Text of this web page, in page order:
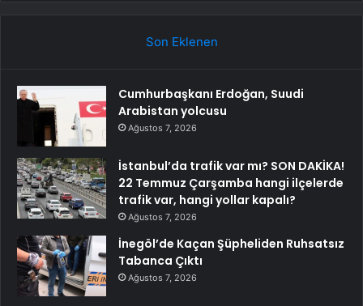
Son Eklenen
Cumhurbaşkanı Erdoğan, Suudi
Arabistan yolcusu
Ağustos 7, 2026
İstanbul’da trafik var mı? SON DAKİKA!
22 Temmuz Çarşamba hangi ilçelerde
trafik var, hangi yollar kapalı?
Ağustos 7, 2026
İnegöl’de Kaçan Şüpheliden Ruhsatsız
Tabanca Çıktı
Ağustos 7, 2026